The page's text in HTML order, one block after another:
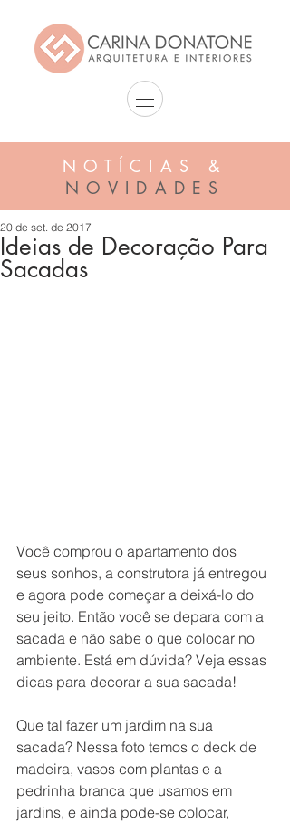
NOTÍCIAS &
NOVIDADES
Ideias de Decoração Para
Sacadas
20 de set. de 2017
Você comprou o apartamento dos
seus sonhos, a construtora já entregou
e agora pode começar a deixá-lo do
seu jeito. Então você se depara com a
sacada e não sabe o que colocar no
ambiente. Está em dúvida? Veja essas
dicas para decorar a sua sacada!
Que tal fazer um jardim na sua
sacada? Nessa foto temos o deck de
madeira, vasos com plantas e a
pedrinha branca que usamos em
jardins, e ainda pode-se colocar,